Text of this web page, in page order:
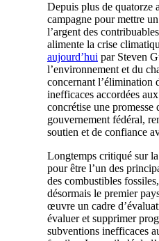
Depuis plus de quatorze
campagne pour mettre
l’argent des
alimente la crise
aujourd’hui par Steven
l’environnement et du
concernant l’élimination
inefficaces accordées
concrétise une promesse
gouvernement fédéral,
soutien et de confiance
Longtemps critiqué sur
pour être l’un des
des combustibles
désormais le premier
œuvre un cadre
évaluer et supprimer
subventions inefficaces